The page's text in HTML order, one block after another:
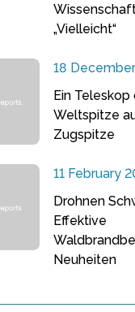
„Vielleicht“
18
Ein Teleskop
Weltspitze
Zugspitze
11 February
Drohnen
Effektive
Neuheiten